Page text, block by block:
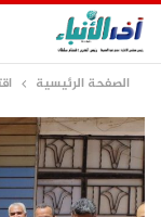
الصفحة الرئيسية